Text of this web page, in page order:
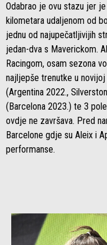
Odabrao je ovu stazu jer
kilometara udaljenom od
jednu od najupečatljivijih
jedan-dva s Maverickom.
Racingom, osam sezona
najljepše trenutke u
(Argentina 2022.,
(Barcelona 2023.) te 3
ovdje ne završava. Pred
Barcelone gdje su Aleix i
performanse.